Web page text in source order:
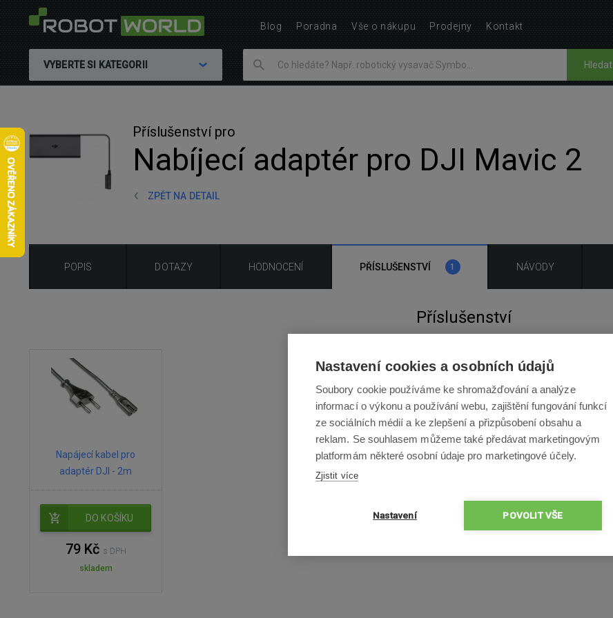
VYBERTE SI KATEGORII Hledat
Příslušenství pro
Nabíjecí adaptér pro DJI Mavic 2
ZPĚT NA DETAIL
POPIS DOTAZY HODNOCENÍ PŘÍSLUŠENSTVÍ 1 NÁVODY
Příslušenství
Napájecí kabel pro
adaptér DJI - 2m
DO KOŠÍKU
79 Kč s DPH
skladem
Blog Poradna Vše o nákupu Prodejny Kontakt
Nastavení cookies a osobních údajů
Soubory cookie používáme ke shromažďování a analýze
informací o výkonu a používání webu, zajištění fungování funkcí
ze sociálních médií a ke zlepšení a přizpůsobení obsahu a
reklam. Se souhlasem můžeme také předávat marketingovým
platformám některé osobní údaje pro marketingové účely.
Zjistit více
Nastavení POVOLIT VŠE